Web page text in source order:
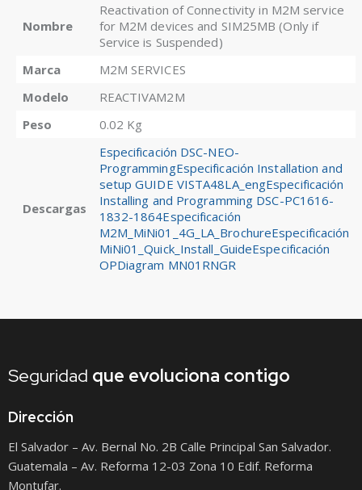
Nombre
Reactivation of Connectivity in M2M service
for M2M devices and SIM25MB (Only if
Service is Suspended)
Marca
M2M SERVICES
Modelo
REACTIVAM2M
Peso
0.02 Kg
Descargas
Especificación DSC-NEO-
ProgrammingEspecificación Installation and
setup GUIDE VISTA48LA_engEspecificación
Installing and Programming DSC-PC1616-
1832-1864Especificación
M2M_MiNi01_4G_LA_BrochureEspecificación
MiNi01_Quick_Install_GuideEspecificación
OPDiagram MN01RNGR
Seguridad que evoluciona contigo
Dirección
El Salvador – Av. Bernal No. 2B Calle Principal San Salvador.
Guatemala – Av. Reforma 12-03 Zona 10 Edif. Reforma
Montufar.